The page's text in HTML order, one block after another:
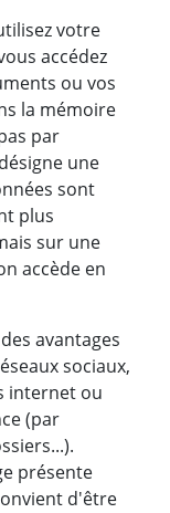
votre
accédez
ou vos
la mémoire
par
une
sont
plus
sur une
accède en
avantages
sociaux,
internet ou
(par
présente
d'être